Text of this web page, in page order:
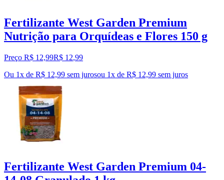
Fertilizante West Garden Premium
Nutrição para Orquídeas e Flores 150 g
Preço R$ 12,99R$ 12,99
Ou 1x de R$ 12,99 sem jurosou 1x de R$ 12,99 sem juros
Fertilizante West Garden Premium 04-